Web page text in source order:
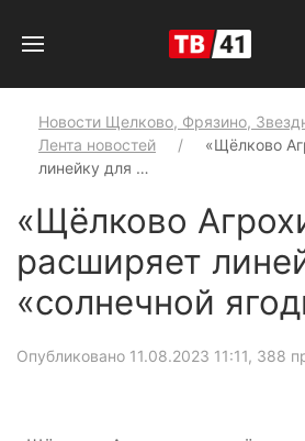
Новости Щелково, Фрязино,
Лента новостей
«Щёлково
линейку для …
«Щёлково
расширяет
«солнечной
Опубликовано 11.08.2023 11:11, 388